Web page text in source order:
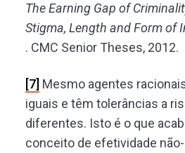
The Earning Gap of
Stigma, Length and Form of
. CMC Senior Theses, 2012.
[7] Mesmo agentes
iguais e têm tolerâncias a
diferentes. Isto é o que
conceito de efetividade